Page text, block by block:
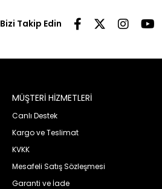
Bizi Takip Edin
MÜŞTERİ HİZMETLERİ
Canlı Destek
Kargo ve Teslimat
KVKK
Mesafeli Satış Sözleşmesi
Garanti ve İade